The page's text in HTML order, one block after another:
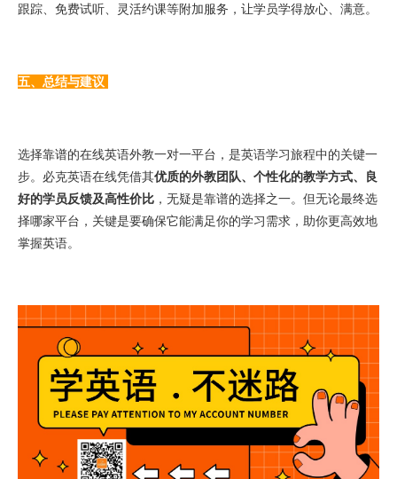
跟踪、免费试听、灵活约课等附加服务，让学员学得放心、满意。
五、总结与建议
选择靠谱的在线英语外教一对一平台，是英语学习旅程中的关键一
步。必克英语在线凭借其优质的外教团队、个性化的教学方式、良
好的学员反馈及高性价比 ，无疑是靠谱的选择之一。但无论最终选
择哪家平台，关键是要确保它能满足你的学习需求，助你更高效地
掌握英语。